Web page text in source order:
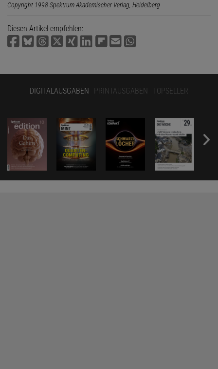
Copyright 1998 Spektrum Akademischer Verlag, Heidelberg
Diesen Artikel empfehlen:
DIGITALAUSGABEN PRINTAUSGABEN TOPSELLER